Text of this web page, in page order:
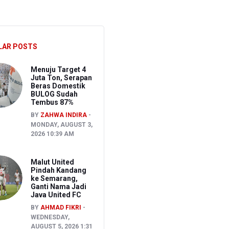
Ancaman El Nino
Pemeriksaan
POSTS
Menuju Target 4
Juta Ton, Serapan
Beras Domestik
BULOG Sudah
Tembus 87%
BY ZAHWA INDIRA
MONDAY, AUGUST 3,
2026 10:39 AM
Malut United
Pindah Kandang
ke Semarang,
Ganti Nama Jadi
Java United FC
BY AHMAD FIKRI
WEDNESDAY,
AUGUST 5, 2026 1:31